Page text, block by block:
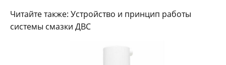
Читайте также: Устройство и принцип работы
системы смазки ДВС